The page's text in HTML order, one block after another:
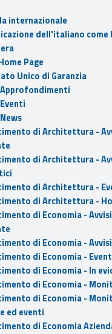
internazionale
dell'italiano come
Page
Unico di Garanzia
Approfondimenti
di Architettura -
di Architettura -
di Architettura -
di Architettura -
di Economia -
di Economia -
di Economia -
di Economia - In
di Economia -
di Economia -
ed eventi
di Economia